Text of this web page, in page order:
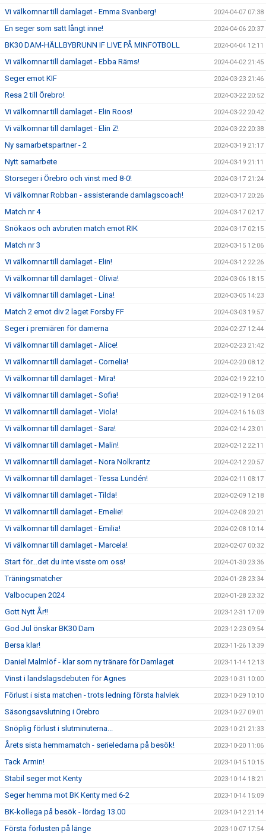
Vi välkomnar till damlaget - Emma Svanberg! 2024-04-07 07:38
En seger som satt långt inne! 2024-04-06 20:37
BK30 DAM-HÄLLBYBRUNN IF LIVE PÅ MINFOTBOLL 2024-04-04 12:11
Vi välkomnar till damlaget - Ebba Räms! 2024-04-02 21:45
Seger emot KIF 2024-03-23 21:46
Resa 2 till Örebro! 2024-03-22 20:52
Vi välkomnar till damlaget - Elin Roos! 2024-03-22 20:42
Vi välkomnar till damlaget - Elin Z! 2024-03-22 20:38
Ny samarbetspartner - 2 2024-03-19 21:17
Nytt samarbete 2024-03-19 21:11
Storseger i Örebro och vinst med 8-0! 2024-03-17 21:24
Vi välkomnar Robban - assisterande damlagscoach! 2024-03-17 20:26
Match nr 4 2024-03-17 02:17
Snökaos och avbruten match emot RIK 2024-03-17 02:15
Match nr 3 2024-03-15 12:06
Vi välkomnar till damlaget - Elin! 2024-03-12 22:26
Vi välkomnar till damlaget - Olivia! 2024-03-06 18:15
Vi välkomnar till damlaget - Lina! 2024-03-05 14:23
Match 2 emot div 2 laget Forsby FF 2024-03-03 19:57
Seger i premiären för damerna 2024-02-27 12:44
Vi välkomnar till damlaget - Alice! 2024-02-23 21:42
Vi välkomnar till damlaget - Cornelia! 2024-02-20 08:12
Vi välkomnar till damlaget - Mira! 2024-02-19 22:10
Vi välkomnar till damlaget - Sofia! 2024-02-19 12:04
Vi välkomnar till damlaget - Viola! 2024-02-16 16:03
Vi välkomnar till damlaget - Sara! 2024-02-14 23:01
Vi välkomnar till damlaget - Malin! 2024-02-12 22:11
Vi välkomnar till damlaget - Nora Nolkrantz 2024-02-12 20:57
Vi välkomnar till damlaget - Tessa Lundén! 2024-02-11 08:17
Vi välkomnar till damlaget - Tilda! 2024-02-09 12:18
Vi välkomnar till damlaget - Emelie! 2024-02-08 20:21
Vi välkomnar till damlaget - Emilia! 2024-02-08 10:14
Vi välkomnar till damlaget - Marcela! 2024-02-07 00:32
Start för...det du inte visste om oss! 2024-01-30 23:36
Träningsmatcher 2024-01-28 23:34
Valbocupen 2024 2024-01-28 23:32
Gott Nytt År!! 2023-12-31 17:09
God Jul önskar BK30 Dam 2023-12-23 09:54
Bersa klar! 2023-11-26 13:39
Daniel Malmlöf - klar som ny tränare för Damlaget 2023-11-14 12:13
Vinst i landslagsdebuten för Agnes 2023-10-31 10:00
Förlust i sista matchen - trots ledning första halvlek 2023-10-29 10:10
Säsongsavslutning i Örebro 2023-10-27 09:01
Snöplig förlust i slutminuterna... 2023-10-21 21:33
Årets sista hemmamatch - serieledarna på besök! 2023-10-20 11:06
Tack Armin! 2023-10-15 10:15
Stabil seger mot Kenty 2023-10-14 18:21
Seger hemma mot BK Kenty med 6-2 2023-10-14 15:09
BK-kollega på besök - lördag 13.00 2023-10-12 21:14
Första förlusten på länge 2023-10-07 17:54